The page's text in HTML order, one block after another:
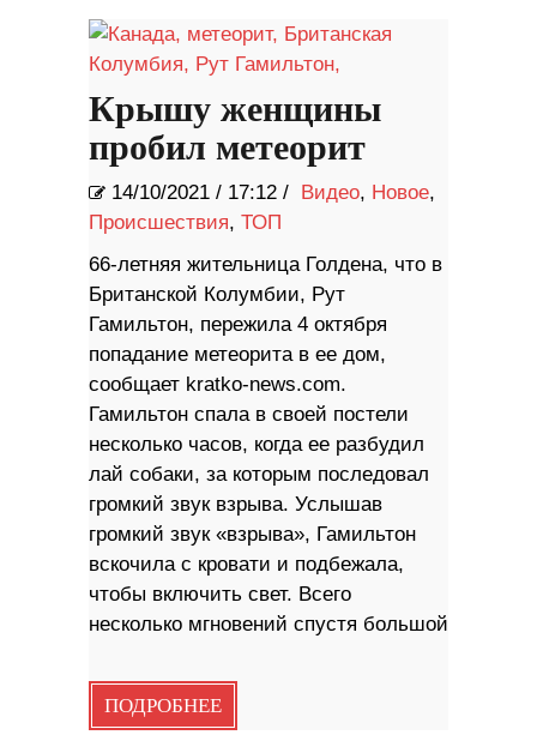
Крышу женщины
пробил метеорит
14/10/2021 / 17:12 / Видео, Новое,
Происшествия, ТОП
66-летняя жительница Голдена, что в
Британской Колумбии, Рут
Гамильтон, пережила 4 октября
попадание метеорита в ее дом,
сообщает kratko-news.com.
Гамильтон спала в своей постели
несколько часов, когда ее разбудил
лай собаки, за которым последовал
громкий звук взрыва. Услышав
громкий звук «взрыва», Гамильтон
вскочила с кровати и подбежала,
чтобы включить свет. Всего
несколько мгновений спустя большой
ПОДРОБНЕЕ